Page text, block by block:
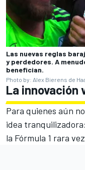
Las nuevas reglas
y perdedores. A
benefician.
Photo by: Alex Bierens de
La innovación
Para quienes aún
idea
la Fórmula 1 rara